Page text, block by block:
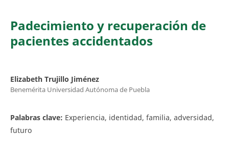
Padecimiento y recuperación de
pacientes accidentados
Elizabeth Trujillo Jiménez
Benemérita Universidad Autónoma de Puebla
Palabras clave: Experiencia, identidad, familia, adversidad,
futuro